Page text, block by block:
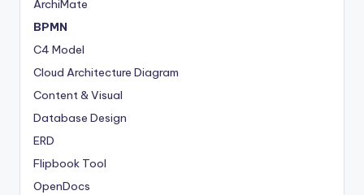
ArchiMate
BPMN
C4 Model
Cloud Architecture Diagram
Content & Visual
Database Design
ERD
Flipbook Tool
OpenDocs